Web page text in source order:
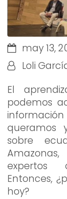
may 13,
Loli
El
podemos
queramos
sobre
expertos
Entonces,
hoy?